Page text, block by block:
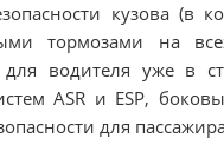
кузова (в
тормозами на
водителя уже в
ASR и ESP,
для